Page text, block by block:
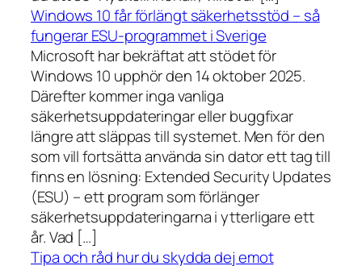
Windows 10 får förlängt säkerhetsstöd – så
fungerar ESU-programmet i Sverige
Microsoft har bekräftat att stödet för
Windows 10 upphör den 14 oktober 2025.
Därefter kommer inga vanliga
säkerhetsuppdateringar eller buggfixar
längre att släppas till systemet. Men för den
som vill fortsätta använda sin dator ett tag till
finns en lösning: Extended Security Updates
(ESU) – ett program som förlänger
säkerhetsuppdateringarna i ytterligare ett
år. Vad […]
Tipa och råd hur du skydda dej emot